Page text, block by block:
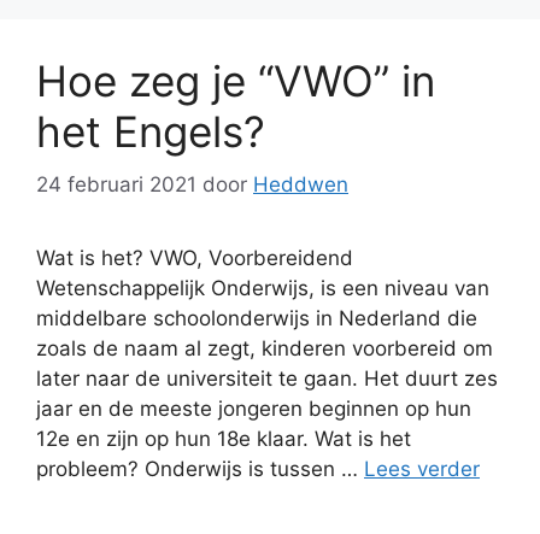
Hoe zeg je “VWO” in
het Engels?
24 februari 2021 door Heddwen
Wat is het? VWO, Voorbereidend
Wetenschappelijk Onderwijs, is een niveau van
middelbare schoolonderwijs in Nederland die
zoals de naam al zegt, kinderen voorbereid om
later naar de universiteit te gaan. Het duurt zes
jaar en de meeste jongeren beginnen op hun
12e en zijn op hun 18e klaar. Wat is het
probleem? Onderwijs is tussen … Lees verder